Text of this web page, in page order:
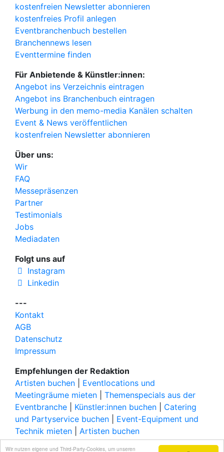
Wir nutzen eigene und Third-Party-Cookies, um unseren
kostenfreien Newsletter abonnieren
kostenfreies Profil anlegen
Eventbranchenbuch bestellen
Branchennews lesen
Eventtermine finden
Für Anbietende & Künstler:innen:
Angebot ins Verzeichnis eintragen
Angebot ins Branchenbuch eintragen
Werbung in den memo-media Kanälen schalten
Event & News veröffentlichen
kostenfreien Newsletter abonnieren
Über uns:
Wir
FAQ
Messepräsenzen
Partner
Testimonials
Jobs
Mediadaten
Folgt uns auf
Instagram
Linkedin
---
Kontakt
AGB
Datenschutz
Impressum
Empfehlungen der Redaktion
Artisten buchen
Eventlocations und
Meetingräume mieten
Themenspecials aus der
Eventbranche
Künstler:innen buchen
Catering
und Partyservice buchen
Event-Equipment und
Technik mieten
Artisten buchen
© 2026 elbgoods GmbH / We connect the event